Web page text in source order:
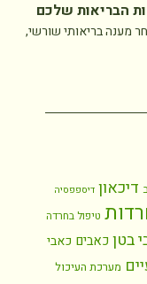
הבריאות שלכם
מענה בריאותי שורשי,
דיכאון דיספפסיה
טיפול בחרדה
בטן כאבים כאבי
מערכת העיכול